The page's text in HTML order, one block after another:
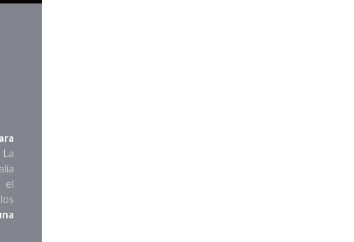
La
el